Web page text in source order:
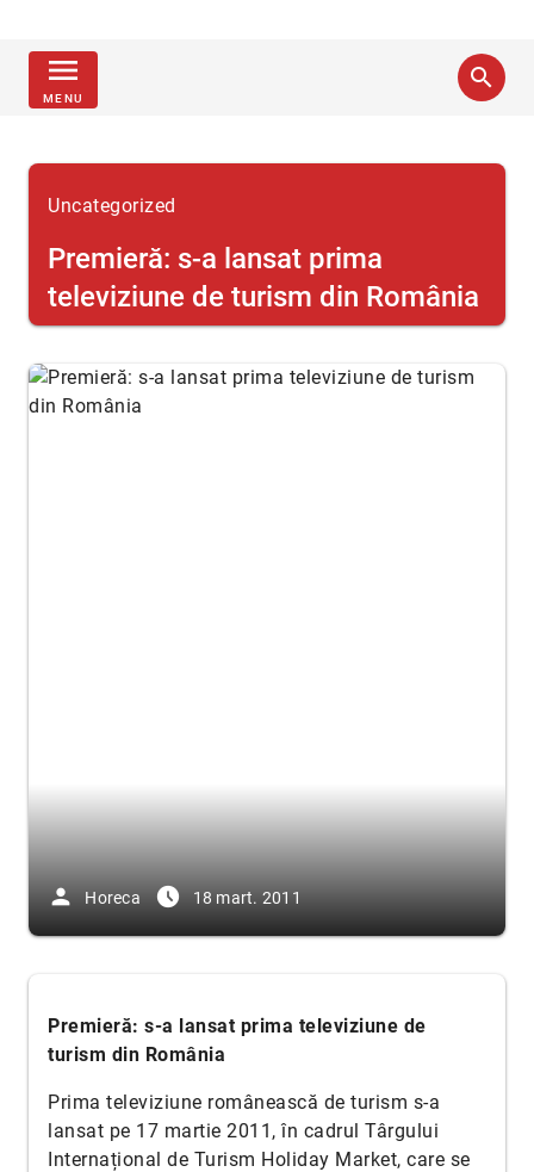
menu
MENU
search
Uncategorized
Premieră: s-a lansat prima
televiziune de turism din România
person Horeca access_time_filled 18 mart. 2011
Premieră: s-a lansat prima televiziune de
turism din România
Prima televiziune românească de turism s-a
lansat pe 17 martie 2011, în cadrul Târgului
Internațional de Turism Holiday Market, care se